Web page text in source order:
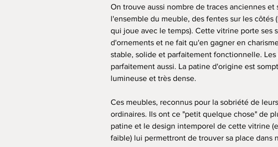
On trouve aussi nombre de traces anciennes et
l'ensemble du meuble, des fentes sur les côtés
qui joue avec le temps). Cette vitrine porte ses
d'ornements et ne fait qu'en gagner en
stable, solide et parfaitement fonctionnelle.
parfaitement aussi. La patine d'origine est
lumineuse et très dense.
Ces meubles, reconnus pour la sobriété de
ordinaires. Ils ont ce "petit quelque chose" de
patine et le design intemporel de cette vitrine
faible) lui permettront de trouver sa place dans